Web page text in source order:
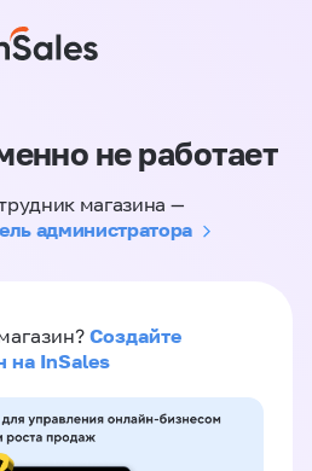
не работает
магазина —
администратора
Создайте
на InSales